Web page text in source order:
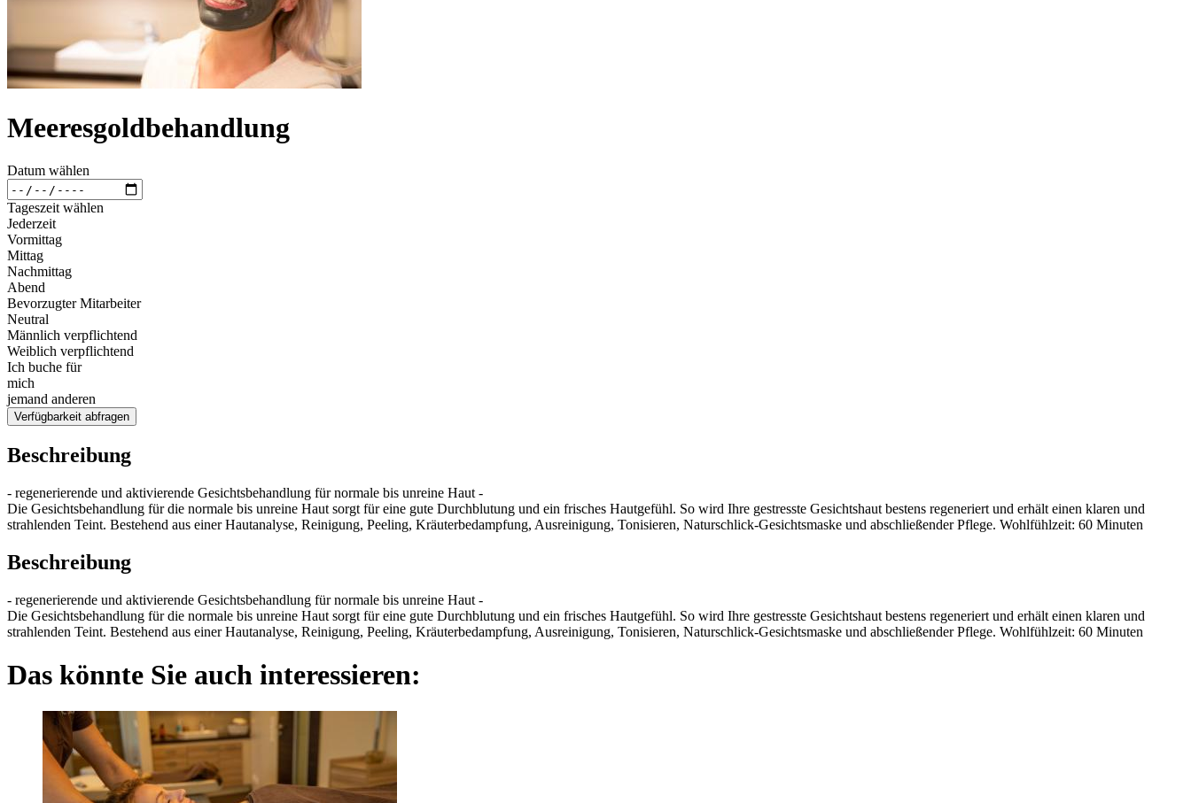
Meeresgoldbehandlung
Datum wählen
Tageszeit wählen
Jederzeit
Vormittag
Mittag
Nachmittag
Abend
Bevorzugter Mitarbeiter
Neutral
Männlich verpflichtend
Weiblich verpflichtend
Ich buche für
mich
jemand anderen
Verfügbarkeit abfragen
Beschreibung
- regenerierende und aktivierende Gesichtsbehandlung für normale bis unreine Haut -
Die Gesichtsbehandlung für die normale bis unreine Haut sorgt für eine gute Durchblutung und ein frisches Hautgefühl. So wird Ihre gestresste Gesichtshaut bestens regeneriert und erhält einen klaren und
strahlenden Teint. Bestehend aus einer Hautanalyse, Reinigung, Peeling, Kräuterbedampfung, Ausreinigung, Tonisieren, Naturschlick-Gesichtsmaske und abschließender Pflege. Wohlfühlzeit: 60 Minuten
Beschreibung
- regenerierende und aktivierende Gesichtsbehandlung für normale bis unreine Haut -
Die Gesichtsbehandlung für die normale bis unreine Haut sorgt für eine gute Durchblutung und ein frisches Hautgefühl. So wird Ihre gestresste Gesichtshaut bestens regeneriert und erhält einen klaren und
strahlenden Teint. Bestehend aus einer Hautanalyse, Reinigung, Peeling, Kräuterbedampfung, Ausreinigung, Tonisieren, Naturschlick-Gesichtsmaske und abschließender Pflege. Wohlfühlzeit: 60 Minuten
Das könnte Sie auch interessieren: